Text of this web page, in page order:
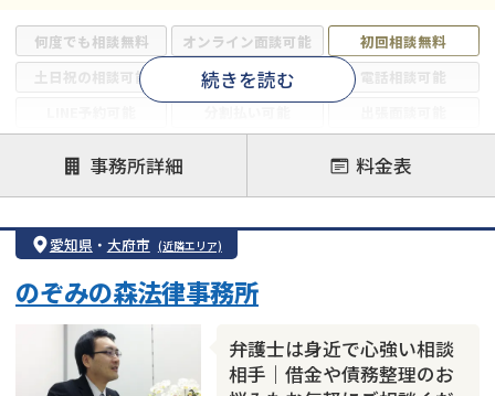
何度でも相談無料 オンライン面談可能
初回相談無料
土日祝の相談可能
19時以降電話可能
電話相談可能
借金返済相談・交渉
自己破産
任意整理
個人再生
時効援用
会社破産・法人破産
住宅ローン
カードローン
続きを読む
事務所詳細 料金表
愛知県 ・ 大府市 (近隣エリア)
弁護士は身近で心強い相談
相手｜借金や債務整理のお
のぞみの森法律事務所